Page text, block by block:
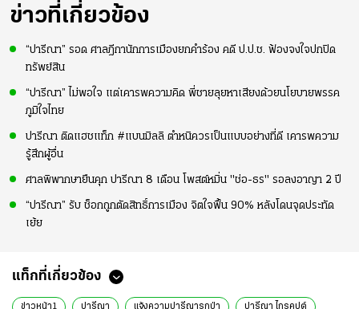
ข่าวที่เกี่ยวข้อง
“ปารีณา” รอด ศาลฎีกานักการเมืองยกคำร้อง คดี ป.ป.ช. ฟ้องจงใจปกปิด
ทรัพย์สิน
“ปารีณา” ไม่พอใจ แต่เคารพความคิด พี่ชายลุยหาเสียงด้วยนโยบายพรรค
ภูมิใจไทย
ปารีณา ติดแฮชแท็ก #แบนมิลลิ ตำหนิควรเป็นแบบอย่างที่ดี เคารพความ
รู้สึกผู้อื่น
ศาลพิพากษายืนคุก ปารีณา 8 เดือน โพสต์หมิ่น "ช่อ-ธร" รอลงอาญา 2 ปี
“ปารีณา” รับ ช็อกถูกตัดสิทธิ์การเมือง จิตใจฟื้น 90% หลังโดนจุดประทัด
เย้ย
แท็กที่เกี่ยวข้อง
ข่าวหน้า1 ปารีณา แจ้งความปารีณารุกป่า ปารีณา ไกรคุปต์